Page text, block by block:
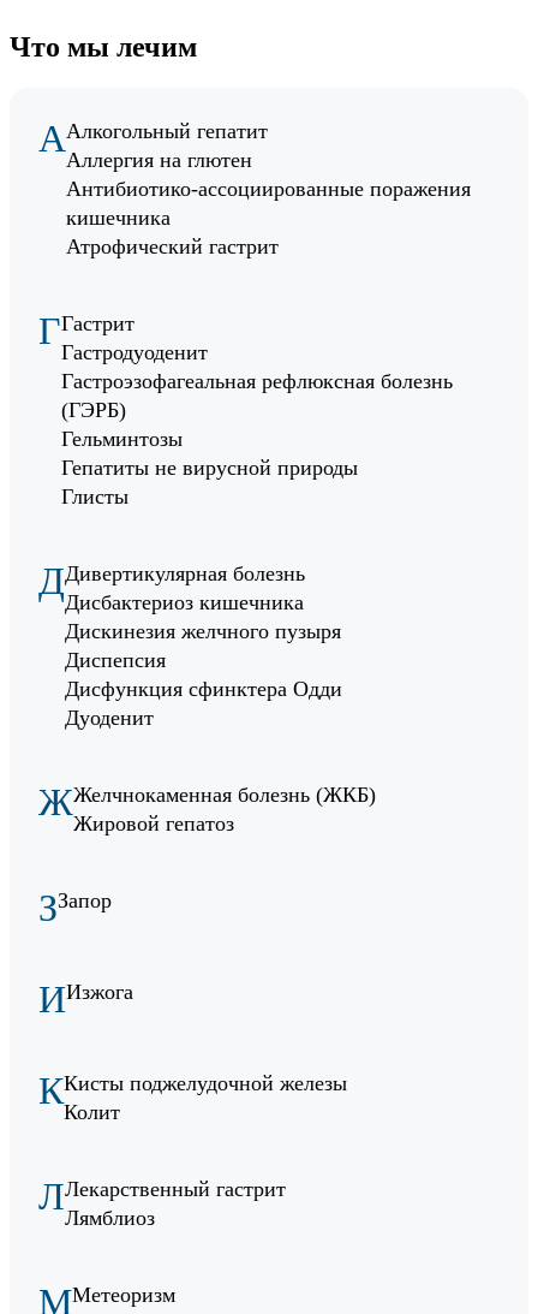
Что мы лечим
ААлкогольный гепатит
Аллергия на глютен
Антибиотико-ассоциированные поражения
кишечника
Атрофический гастрит
ГГастрит
Гастродуоденит
Гастроэзофагеальная рефлюксная болезнь
(ГЭРБ)
Гельминтозы
Гепатиты не вирусной природы
Глисты
ДДивертикулярная болезнь
Дисбактериоз кишечника
Дискинезия желчного пузыря
Диспепсия
Дисфункция сфинктера Одди
Дуоденит
ЖЖелчнокаменная болезнь (ЖКБ)
Жировой гепатоз
ЗЗапор
ИИзжога
ККисты поджелудочной железы
Колит
ЛЛекарственный гастрит
Лямблиоз
ММетеоризм